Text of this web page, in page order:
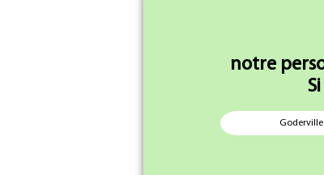
notre
Goderville
Saucisson Sec herbes
X1